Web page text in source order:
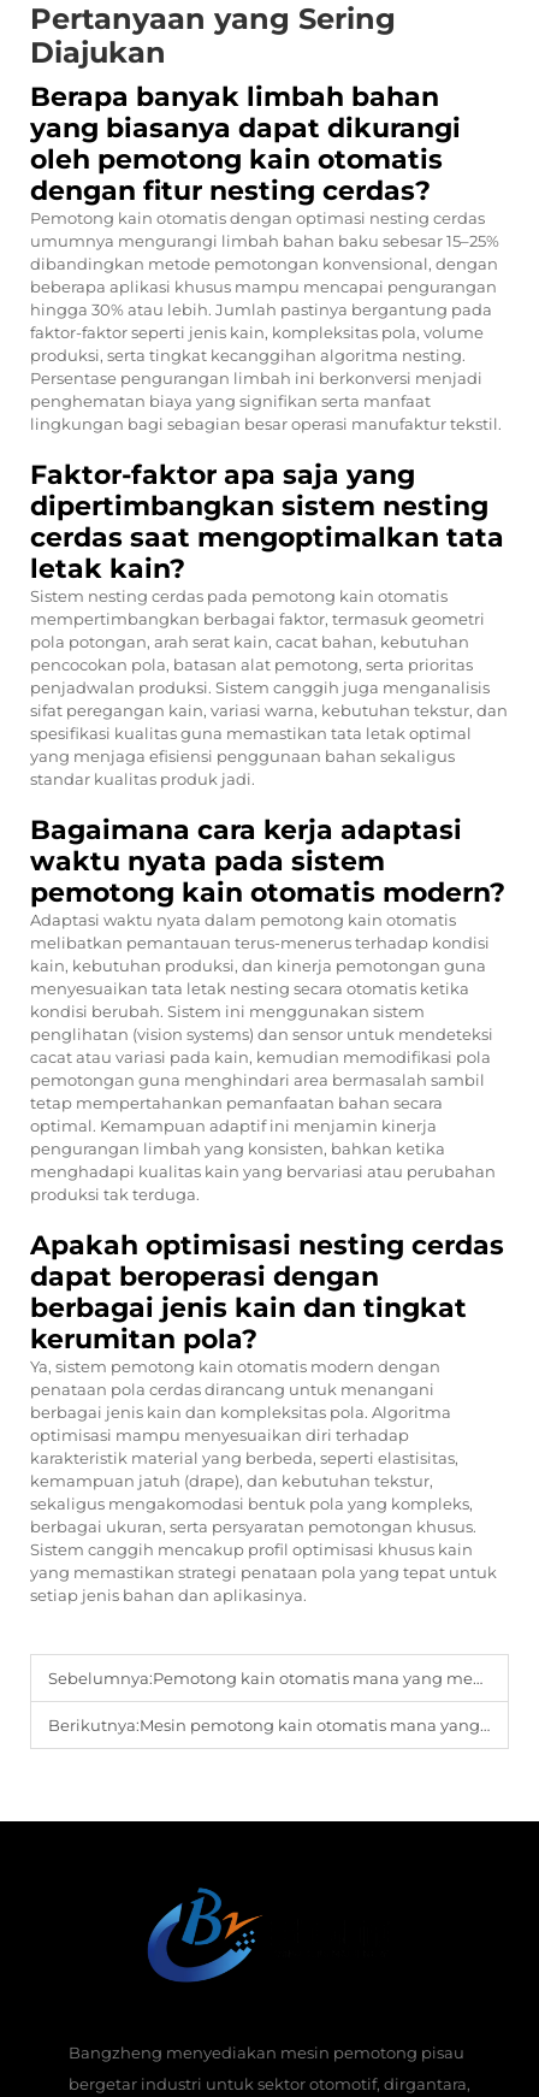
Pertanyaan yang Sering
Diajukan
Berapa banyak limbah bahan
yang biasanya dapat dikurangi
oleh pemotong kain otomatis
dengan fitur nesting cerdas?
Pemotong kain otomatis dengan optimasi nesting cerdas
umumnya mengurangi limbah bahan baku sebesar 15–25%
dibandingkan metode pemotongan konvensional, dengan
beberapa aplikasi khusus mampu mencapai pengurangan
hingga 30% atau lebih. Jumlah pastinya bergantung pada
faktor-faktor seperti jenis kain, kompleksitas pola, volume
produksi, serta tingkat kecanggihan algoritma nesting.
Persentase pengurangan limbah ini berkonversi menjadi
penghematan biaya yang signifikan serta manfaat
lingkungan bagi sebagian besar operasi manufaktur tekstil.
Faktor-faktor apa saja yang
dipertimbangkan sistem nesting
cerdas saat mengoptimalkan tata
letak kain?
Sistem nesting cerdas pada pemotong kain otomatis
mempertimbangkan berbagai faktor, termasuk geometri
pola potongan, arah serat kain, cacat bahan, kebutuhan
pencocokan pola, batasan alat pemotong, serta prioritas
penjadwalan produksi. Sistem canggih juga menganalisis
sifat peregangan kain, variasi warna, kebutuhan tekstur, dan
spesifikasi kualitas guna memastikan tata letak optimal
yang menjaga efisiensi penggunaan bahan sekaligus
standar kualitas produk jadi.
Bagaimana cara kerja adaptasi
waktu nyata pada sistem
pemotong kain otomatis modern?
Adaptasi waktu nyata dalam pemotong kain otomatis
melibatkan pemantauan terus-menerus terhadap kondisi
kain, kebutuhan produksi, dan kinerja pemotongan guna
menyesuaikan tata letak nesting secara otomatis ketika
kondisi berubah. Sistem ini menggunakan sistem
penglihatan (vision systems) dan sensor untuk mendeteksi
cacat atau variasi pada kain, kemudian memodifikasi pola
pemotongan guna menghindari area bermasalah sambil
tetap mempertahankan pemanfaatan bahan secara
optimal. Kemampuan adaptif ini menjamin kinerja
pengurangan limbah yang konsisten, bahkan ketika
menghadapi kualitas kain yang bervariasi atau perubahan
produksi tak terduga.
Apakah optimisasi nesting cerdas
dapat beroperasi dengan
berbagai jenis kain dan tingkat
kerumitan pola?
Ya, sistem pemotong kain otomatis modern dengan
penataan pola cerdas dirancang untuk menangani
berbagai jenis kain dan kompleksitas pola. Algoritma
optimisasi mampu menyesuaikan diri terhadap
karakteristik material yang berbeda, seperti elastisitas,
kemampuan jatuh (drape), dan kebutuhan tekstur,
sekaligus mengakomodasi bentuk pola yang kompleks,
berbagai ukuran, serta persyaratan pemotongan khusus.
Sistem canggih mencakup profil optimisasi khusus kain
yang memastikan strategi penataan pola yang tepat untuk
setiap jenis bahan dan aplikasinya.
Sebelumnya:Pemotong kain otomatis mana yang menawarkan penyelarasan pola paling presisi untuk desain-desain rumit?
Berikutnya:Mesin pemotong kain otomatis mana yang menawarkan pengenalan visual paling canggih untuk pencocokan pola?
Bangzheng menyediakan mesin pemotong pisau
bergetar industri untuk sektor otomotif, dirgantara,